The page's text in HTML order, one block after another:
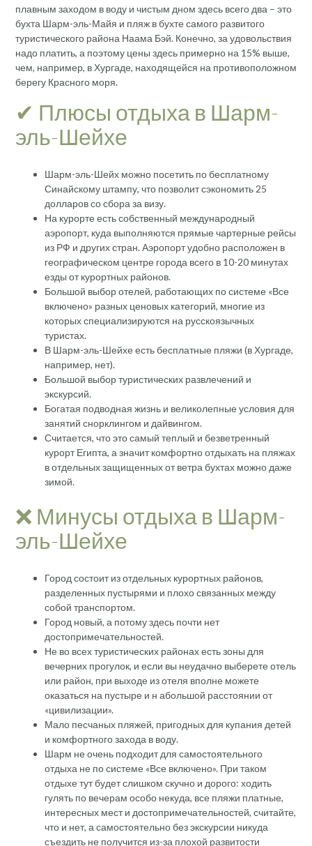
плавным заходом в воду и чистым дном здесь всего два – это
бухта Шарм-эль-Майя и пляж в бухте самого развитого
туристического района Наама Бэй. Конечно, за удовольствия
надо платить, а поэтому цены здесь примерно на 15% выше,
чем, например, в Хургаде, находящейся на противоположном
берегу Красного моря.
✔ Плюсы отдыха в Шарм-
эль-Шейхе
Шарм-эль-Шейх можно посетить по бесплатному
Синайскому штампу, что позволит сэкономить 25
долларов со сбора за визу.
На курорте есть собственный международный
аэропорт, куда выполняются прямые чартерные рейсы
из РФ и других стран. Аэропорт удобно расположен в
географическом центре города всего в 10-20 минутах
езды от курортных районов.
Большой выбор отелей, работающих по системе «Все
включено» разных ценовых категорий, многие из
которых специализируются на русскоязычных
туристах.
В Шарм-эль-Шейхе есть бесплатные пляжи (в Хургаде,
например, нет).
Большой выбор туристических развлечений и
экскурсий.
Богатая подводная жизнь и великолепные условия для
занятий снорклингом и дайвингом.
Считается, что это самый теплый и безветренный
курорт Египта, а значит комфортно отдыхать на пляжах
в отдельных защищенных от ветра бухтах можно даже
зимой.
❌ Минусы отдыха в Шарм-
эль-Шейхе
Город состоит из отдельных курортных районов,
разделенных пустырями и плохо связанных между
собой транспортом.
Город новый, а потому здесь почти нет
достопримечательностей.
Не во всех туристических районах есть зоны для
вечерних прогулок, и если вы неудачно выберете отель
или район, при выходе из отеля вполне можете
оказаться на пустыре и н абольшой расстоянии от
«цивилизации».
Мало песчаных пляжей, пригодных для купания детей
и комфортного захода в воду.
Шарм не очень подходит для самостоятельного
отдыха не по системе «Все включено». При таком
отдыхе тут будет слишком скучно и дорого: ходить
гулять по вечерам особо некуда, все пляжи платные,
интересных мест и достопримечательностей, считайте,
что и нет, а самостоятельно без экскурсии никуда
съездить не получится из-за плохой развитости